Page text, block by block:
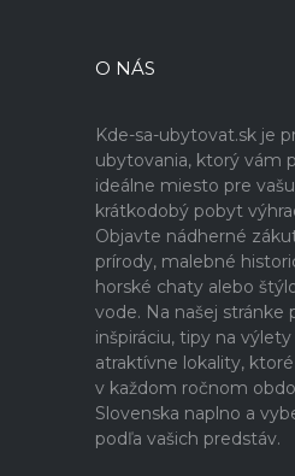
O NÁS
Kde-sa-ubytovat.sk je
ubytovania, ktorý vám
ideálne miesto pre
krátkodobý pobyt
Objavte nádherné
prírody, malebné
horské chaty alebo
vode. Na našej stránke
inšpiráciu, tipy na
atraktívne lokality,
v každom ročnom
Slovenska naplno a
podľa vašich predstáv.